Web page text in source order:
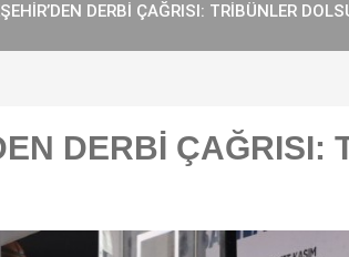
DERBİ ÇAĞRISI: TRİBÜNLER
DERBİ ÇAĞRISI: